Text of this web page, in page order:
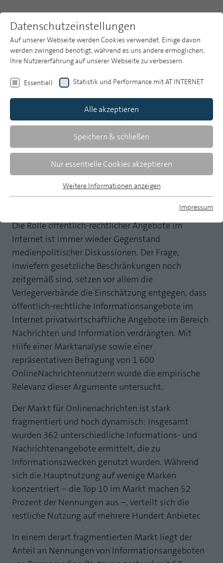
MP auf Mastodon
MP auf LinkedIn
Newsletter
Publikationsarchiv
Heft 10
Nachrichtennutzung online
Marktanalyse privater und öffentlich-
rechtlicher Informationsangebote im
Die Rolle öffentlich-rechtlicher Angebote im
Internet ist immer wieder Gegenstand
medienpolitischer Diskussionen. Der Frage,
inwiefern gesetzliche Beschränkungen noch
zeitgemäß sind, setzen vor allem die
Verlegerverbände die Einschätzung entgegen, dass
öffentlich-rechtliche Informationsangebote im
Internet privatwirtschaftliche Angebote im Bereich
Nachrichten und Information verdrängten. Mit
Hilfe einer Marktanalyse sowie einer
repräsentativen Befragung von 1 600
OnlineNachrichtennutzern wurde die empirische
Relevanz dieser Argumente untersucht.
Der Markt für Onlinenachrichten ist stark
fragmentiert und hoch dynamisch: Insgesamt
wurden 362 unterschiedliche Informations- und
Nachrichtenangebote ermittelt, die zu
Informationszwecken genutzt wurden. Während
sich die Hauptnutzung auf wenige Marken
konzentriert – die Top 10 im Markt machen 52
Prozent der Nennungen aus –, verteilt sich die
restliche Nutzung auf mehrere Hundert Anbieter.
In einem derart fragmentierten Markt liegt der
Anteil an Nennungen von Informationsangeboten
Datenschutzeinstellungen
Auf unserer Webseite werden Cookies verwendet. Einige davon
werden zwingend benötigt, während es uns andere ermöglichen,
Ihre Nutzererfahrung auf unserer Webseite zu verbessern.
Essentiell Statistik und Performance mit AT INTERNET
Alle akzeptieren
Speichern & schließen
Nur essentielle Cookies akzeptieren
Essentielle Cookies werden für grundlegende Funktionen der
Webseite einwandfrei funktioniert.
fe_typo_user
Anbieter TYPO3
Session
Zweck
Dieses Cookie ist ein Standard-Session-
Cookie von TYPO3. Es speichert im Falle
eines Benutzer-Logins die Session ID
mithilfe derer der eingeloggte User
wiedererkannt wird, um ihm Zugang zu
geschützten Bereichen zu gewähren.
Anbieter php
Laufzeit Ende der Sitzung
Zweck PHPs Standard Sitzungs Identifikation
Cookie-Informationen anzeigen
Statistik und Performance mit AT INTERNET
CROSS-DEVICE ANALYTICS LÖSUNG
Name atidvisitor
Anbieter AT INTERNET
Laufzeit 1 Jahr
Zweck
Cookie von AT INTERNET zur Steuerung der
erweiterten Script- und Ereignisbehandlung
Name atuserid
Anbieter AT INTERNET
Cookie von AT INTERNET zur Steuerung der
erweiterten Script- und Ereignisbehandlung
Cookie-Informationen anzeigen
Weitere Informationen anzeigen
Impressum